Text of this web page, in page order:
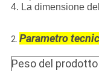
4. La dimensione
2. Parametro
Peso del prodotto